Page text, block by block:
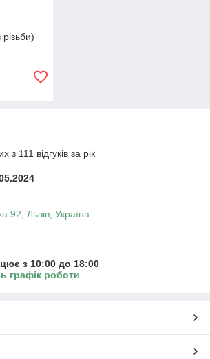
з 111 відгуків за рік
92, Львів, Україна
з 10:00 до 18:00
графік роботи